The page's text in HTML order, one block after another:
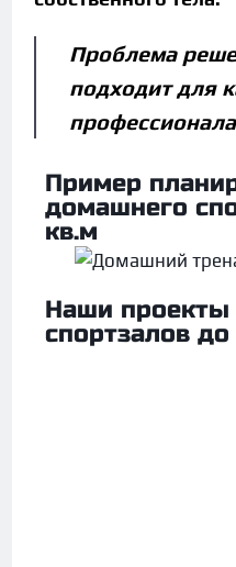
Проблема
подходит для
Пример
домашнего
кв.м
Наши
спортзалов